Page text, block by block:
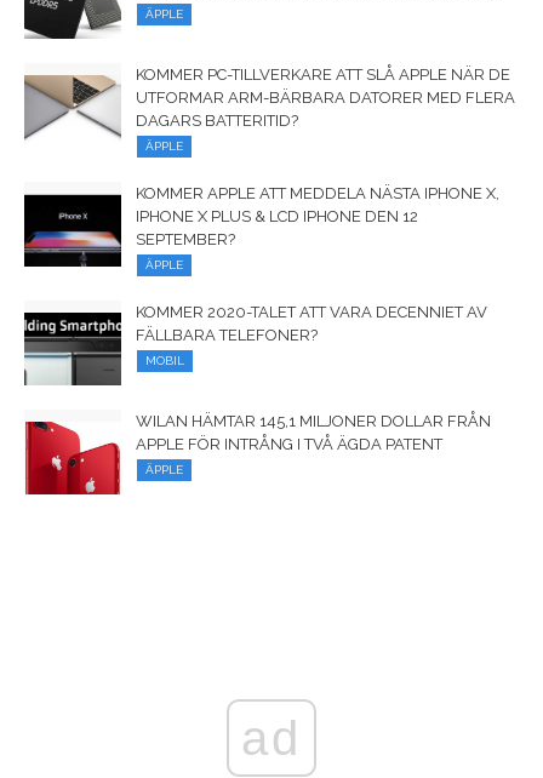
ÄPPLE
KOMMER PC-TILLVERKARE ATT SLÅ APPLE NÄR DE
UTFORMAR ARM-BÄRBARA DATORER MED FLERA
DAGARS BATTERITID?
ÄPPLE
KOMMER APPLE ATT MEDDELA NÄSTA IPHONE X,
IPHONE X PLUS & LCD IPHONE DEN 12
SEPTEMBER?
ÄPPLE
KOMMER 2020-TALET ATT VARA DECENNIET AV
FÄLLBARA TELEFONER?
MOBIL
WILAN HÄMTAR 145,1 MILJONER DOLLAR FRÅN
APPLE FÖR INTRÅNG I TVÅ ÄGDA PATENT
ÄPPLE
ad